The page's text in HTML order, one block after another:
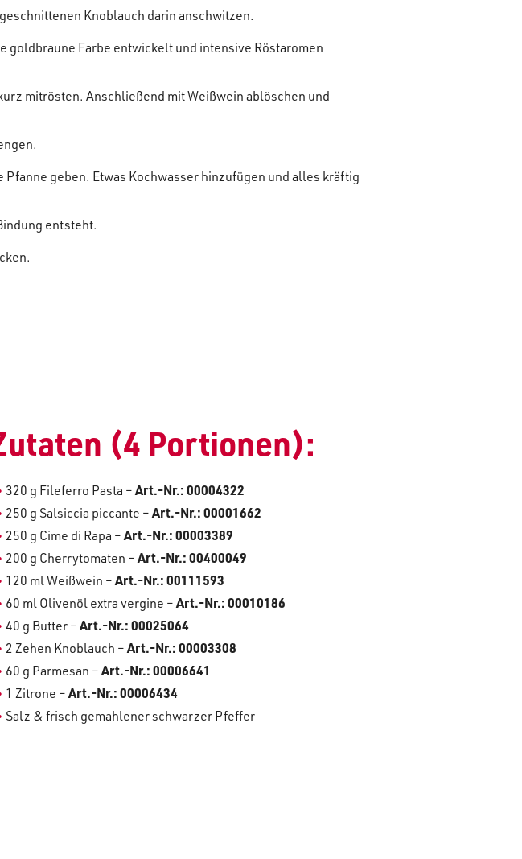
Knoblauch darin anschwitzen.
goldbraune Farbe entwickelt und intensive Röstaromen
mitrösten. Anschließend mit Weißwein ablöschen und
geben. Etwas Kochwasser hinzufügen und alles kräftig
entsteht.
(4 Portionen):
320 g Fileferro Pasta –Art.-Nr.:00004322
250 g Salsiccia piccante –Art.-Nr.:00001662
250 g Cime di Rapa –Art.-Nr.:00003389
200 g Cherrytomaten –Art.-Nr.:00400049
120 ml Weißwein –Art.-Nr.:00111593
60 ml Olivenöl extra vergine –Art.-Nr.:00010186
40 g Butter –Art.-Nr.:00025064
2 Zehen Knoblauch –Art.-Nr.:00003308
60 g Parmesan –Art.-Nr.:00006641
1 Zitrone –Art.-Nr.:00006434
Salz & frisch gemahlener schwarzer Pfeffer